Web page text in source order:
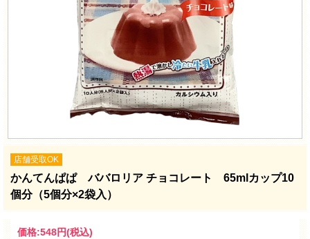
店舗受取OK
かんてんぱぱ ババロリア チョコレート 65mlカップ10
個分（5個分×2袋入）
価格:548円(税込)